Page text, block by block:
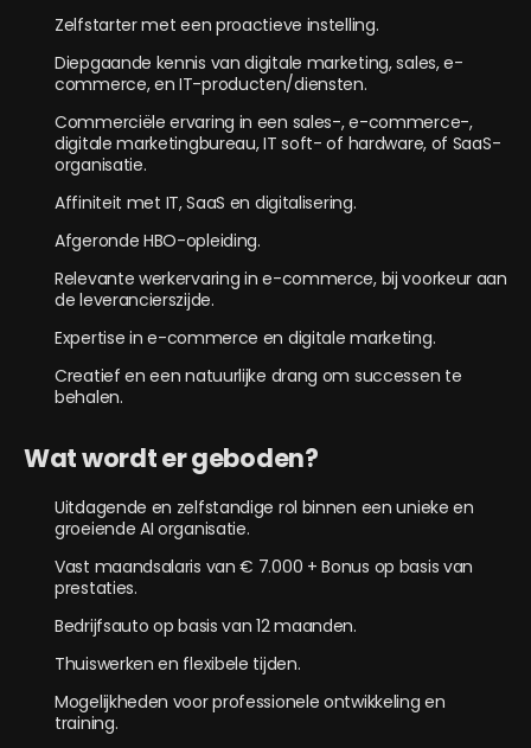
Zelfstarter met een proactieve instelling.
Diepgaande kennis van digitale marketing, sales, e-
commerce, en IT-producten/diensten.
Commerciële ervaring in een sales-, e-commerce-,
digitale marketingbureau, IT soft- of hardware, of SaaS-
organisatie.
Affiniteit met IT, SaaS en digitalisering.
Afgeronde HBO-opleiding.
Relevante werkervaring in e-commerce, bij voorkeur aan
de leverancierszijde.
Expertise in e-commerce en digitale marketing.
Creatief en een natuurlijke drang om successen te
behalen.
Wat wordt er geboden?
Uitdagende en zelfstandige rol binnen een unieke en
groeiende AI organisatie.
Vast maandsalaris van € 7.000 + Bonus op basis van
prestaties.
Bedrijfsauto op basis van 12 maanden.
Thuiswerken en flexibele tijden.
Mogelijkheden voor professionele ontwikkeling en
training.